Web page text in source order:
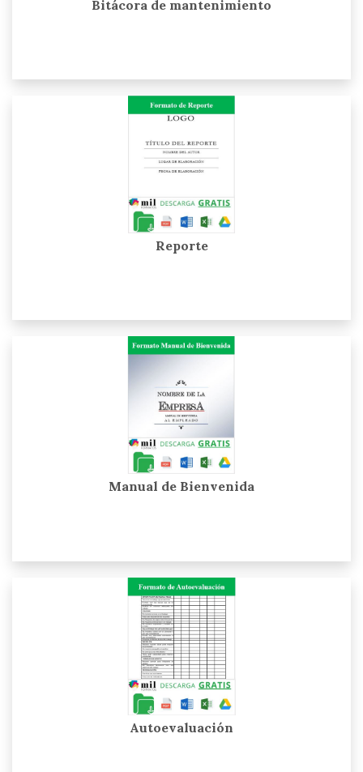
Bitácora de mantenimiento
Reporte
Manual de Bienvenida
Autoevaluación